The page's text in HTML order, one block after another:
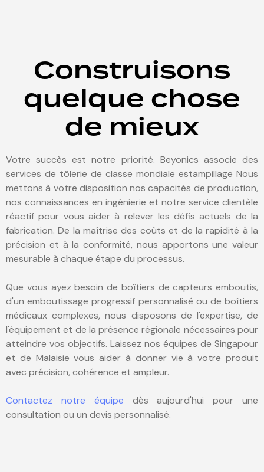
Construisons
quelque chose
de mieux
Votre succès est notre priorité. Beyonics associe des
services de tôlerie de classe mondiale estampillage Nous
mettons à votre disposition nos capacités de production,
nos connaissances en ingénierie et notre service clientèle
réactif pour vous aider à relever les défis actuels de la
fabrication. De la maîtrise des coûts et de la rapidité à la
précision et à la conformité, nous apportons une valeur
mesurable à chaque étape du processus.
Que vous ayez besoin de boîtiers de capteurs emboutis,
d'un emboutissage progressif personnalisé ou de boîtiers
médicaux complexes, nous disposons de l'expertise, de
l'équipement et de la présence régionale nécessaires pour
atteindre vos objectifs. Laissez nos équipes de Singapour
et de Malaisie vous aider à donner vie à votre produit
avec précision, cohérence et ampleur.
Contactez notre équipe dès aujourd'hui pour une
consultation ou un devis personnalisé.